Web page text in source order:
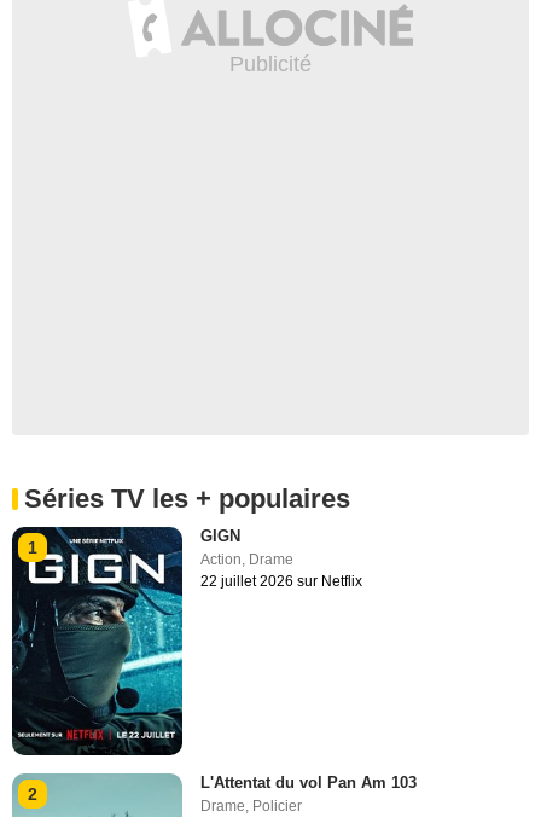
Séries TV les + populaires
1
GIGN
Action, Drame
22 juillet 2026 sur Netflix
2
L'Attentat du vol Pan Am 103
Drame Policier